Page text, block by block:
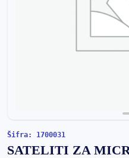
Šifra: 1700031
SATELITI ZA